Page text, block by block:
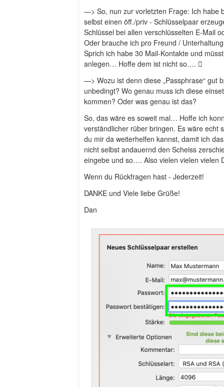
—> So, nun zur vorletzten Frage: Ich habe
selbst einen öff./priv - Schlüsselpaar
Schlüssel bei allen verschlüsselten E-Mail
Oder brauche ich pro Freund /
Sprich ich habe 30 Mail-Kontakte und
anlegen… Hoffe dem ist nicht so…. 
—> Wozu ist denn diese „Passphrase“ gut
unbedingt? Wo genau muss ich diese
kommen? Oder was genau ist das?
So, das wäre es soweit mal… Hoffe ich
verständlicher rüber bringen. Es wäre echt
du mir da weiterhelfen kannst, damit ich
nicht selbst andauernd den Scheiss
eingebe und so…. Also vielen vielen vielen
Wenn du Rückfragen hast - Jederzeit!
DANKE und Viele liebe Grüße!
Dan